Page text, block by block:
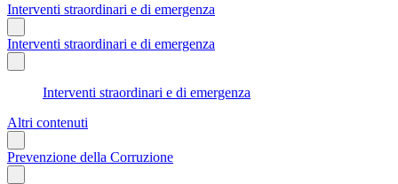
Interventi straordinari e di emergenza
Interventi straordinari e di emergenza
Interventi straordinari e di emergenza
Altri contenuti
Prevenzione della Corruzione